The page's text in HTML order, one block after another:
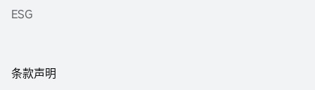
ESG
条款声明